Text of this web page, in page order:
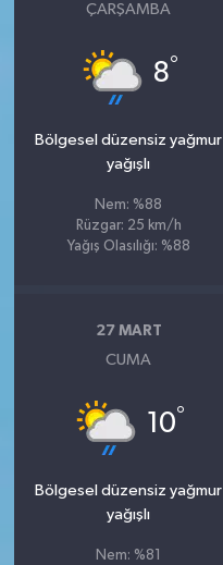
ÇARŞAMBA
8°
Bölgesel düzensiz yağmur
yağışlı
Nem: %88
Rüzgar: 25 km/h
Yağış Olasılığı: %88
27 MART
CUMA
10°
Bölgesel düzensiz yağmur
yağışlı
Nem: %81